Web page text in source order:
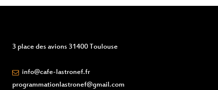
3 place des avions 31400 Toulouse
info@cafe-lastronef.fr
programmationlastronef@gmail.com